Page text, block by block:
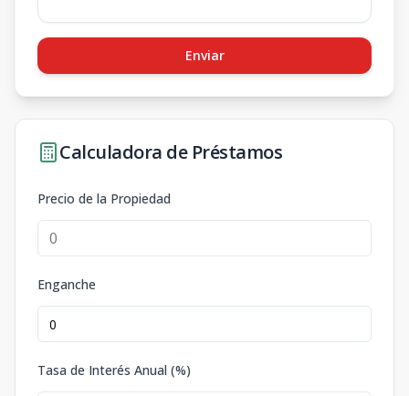
Enviar
Calculadora de Préstamos
Precio de la Propiedad
Enganche
Tasa de Interés Anual (%)